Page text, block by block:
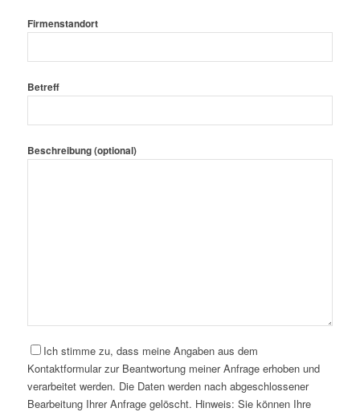
Firmenstandort
Betreff
Beschreibung (optional)
Ich stimme zu, dass meine Angaben aus dem
Kontaktformular zur Beantwortung meiner Anfrage erhoben und
verarbeitet werden. Die Daten werden nach abgeschlossener
Bearbeitung Ihrer Anfrage gelöscht. Hinweis: Sie können Ihre